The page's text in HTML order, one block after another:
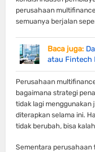
perusahaan
semuanya berjalan
Baca juga:
atau Fintech
Perusahaan
bagaimana strategi
tidak lagi
diterapkan selama ini.
tidak berubah, bisa
Sementara